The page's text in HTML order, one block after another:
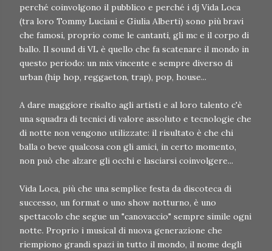
perché coinvolgono il pubblico e perché i dj Vida Loca
(tra loro Tommy Luciani e Giulia Alberti) sono più bravi
che famosi, proprio come le cantanti, gli mc e il corpo di
ballo. Il sound di VL è quello che fa scatenare il mondo in
questo periodo: un mix vincente e sempre diverso di
urban (hip hop, reggaeton, trap), pop, house...
A dare maggiore risalto agli artisti e al loro talento c'è
una squadra di tecnici di valore assoluto e tecnologie che
di notte non vengono utilizzate: il risultato è che chi
balla o beve qualcosa con gli amici, in certo momento,
non può che alzare gli occhi e lasciarsi coinvolgere...
Vida Loca, più che una semplice festa da discoteca di
successo, un format o uno show notturno, è uno
spettacolo che segue un "canovaccio" sempre simile ogni
notte. Proprio i musical di nuova generazione che
riempiono grandi spazi in tutto il mondo, il nome degli